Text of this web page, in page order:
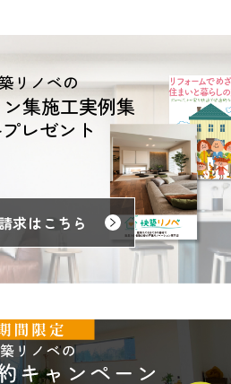
リノベの
集施工実例集
レゼント
求はこちら